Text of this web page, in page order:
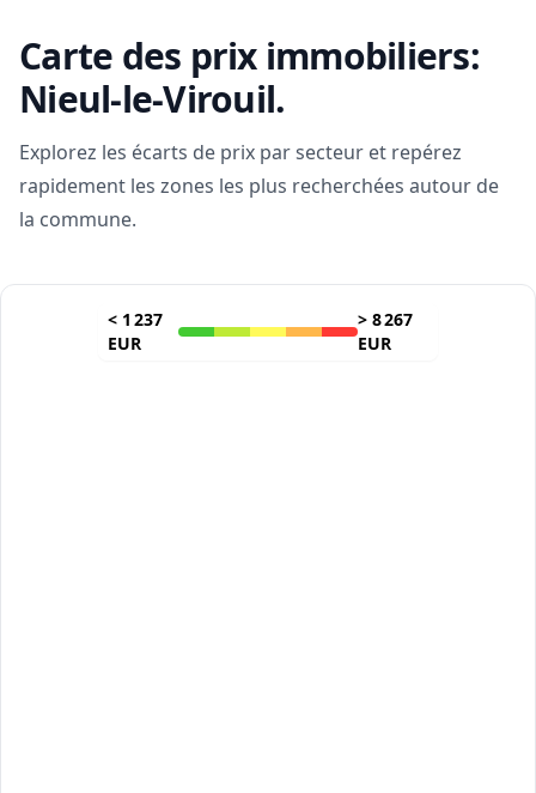
Carte des prix immobiliers:
Nieul-le-Virouil.
Explorez les écarts de prix par secteur et repérez
rapidement les zones les plus recherchées autour de
la commune.
< 1 237
EUR
> 8 267
EUR